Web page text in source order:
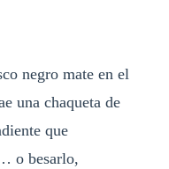
negro mate en el
una chaqueta de
que
o besarlo,